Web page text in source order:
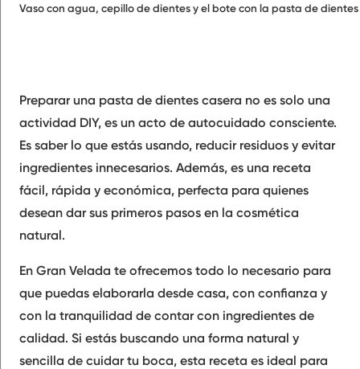
Vaso con agua, cepillo de dientes y el bote con la pasta de
Preparar una pasta de dientes casera no es solo una
actividad DIY, es un acto de autocuidado consciente.
Es saber lo que estás usando, reducir residuos y evitar
ingredientes innecesarios. Además, es una receta
fácil, rápida y económica, perfecta para quienes
desean dar sus primeros pasos en la cosmética
natural.
En Gran Velada te ofrecemos todo lo necesario para
que puedas elaborarla desde casa, con confianza y
con la tranquilidad de contar con ingredientes de
calidad. Si estás buscando una forma natural y
sencilla de cuidar tu boca, esta receta es ideal para